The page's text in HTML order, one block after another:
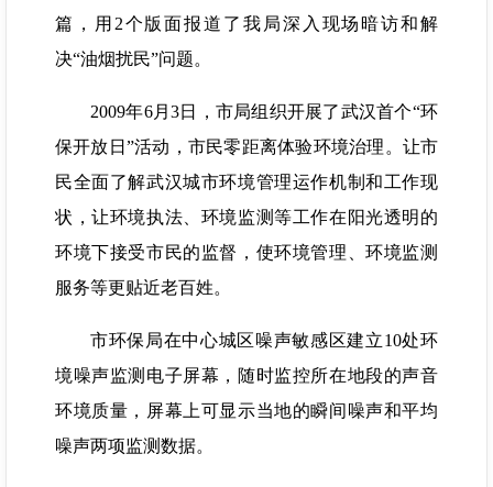
篇，用2个版面报道了我局深入现场暗访和解
决“油烟扰民”问题。
2009年6月3日，市局组织开展了武汉首个“环
保开放日”活动，市民零距离体验环境治理。让市
民全面了解武汉城市环境管理运作机制和工作现
状，让环境执法、环境监测等工作在阳光透明的
环境下接受市民的监督，使环境管理、环境监测
服务等更贴近老百姓。
市环保局在中心城区噪声敏感区建立10处环
境噪声监测电子屏幕，随时监控所在地段的声音
环境质量，屏幕上可显示当地的瞬间噪声和平均
噪声两项监测数据。